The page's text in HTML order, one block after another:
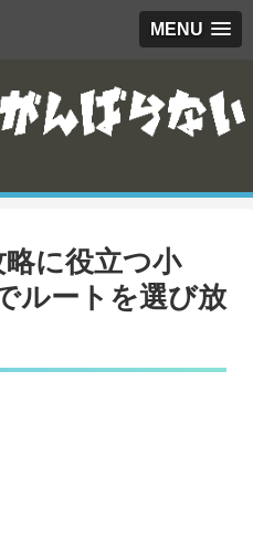
MENU
略に役立つ小
ルートを選び放